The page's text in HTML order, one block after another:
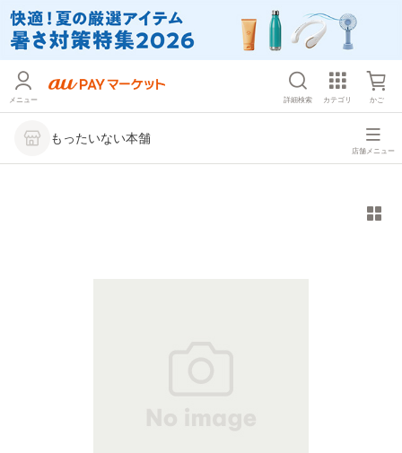
メニュー 詳細検索 カテゴリ かご
もったいない本舗
店舗メニュー